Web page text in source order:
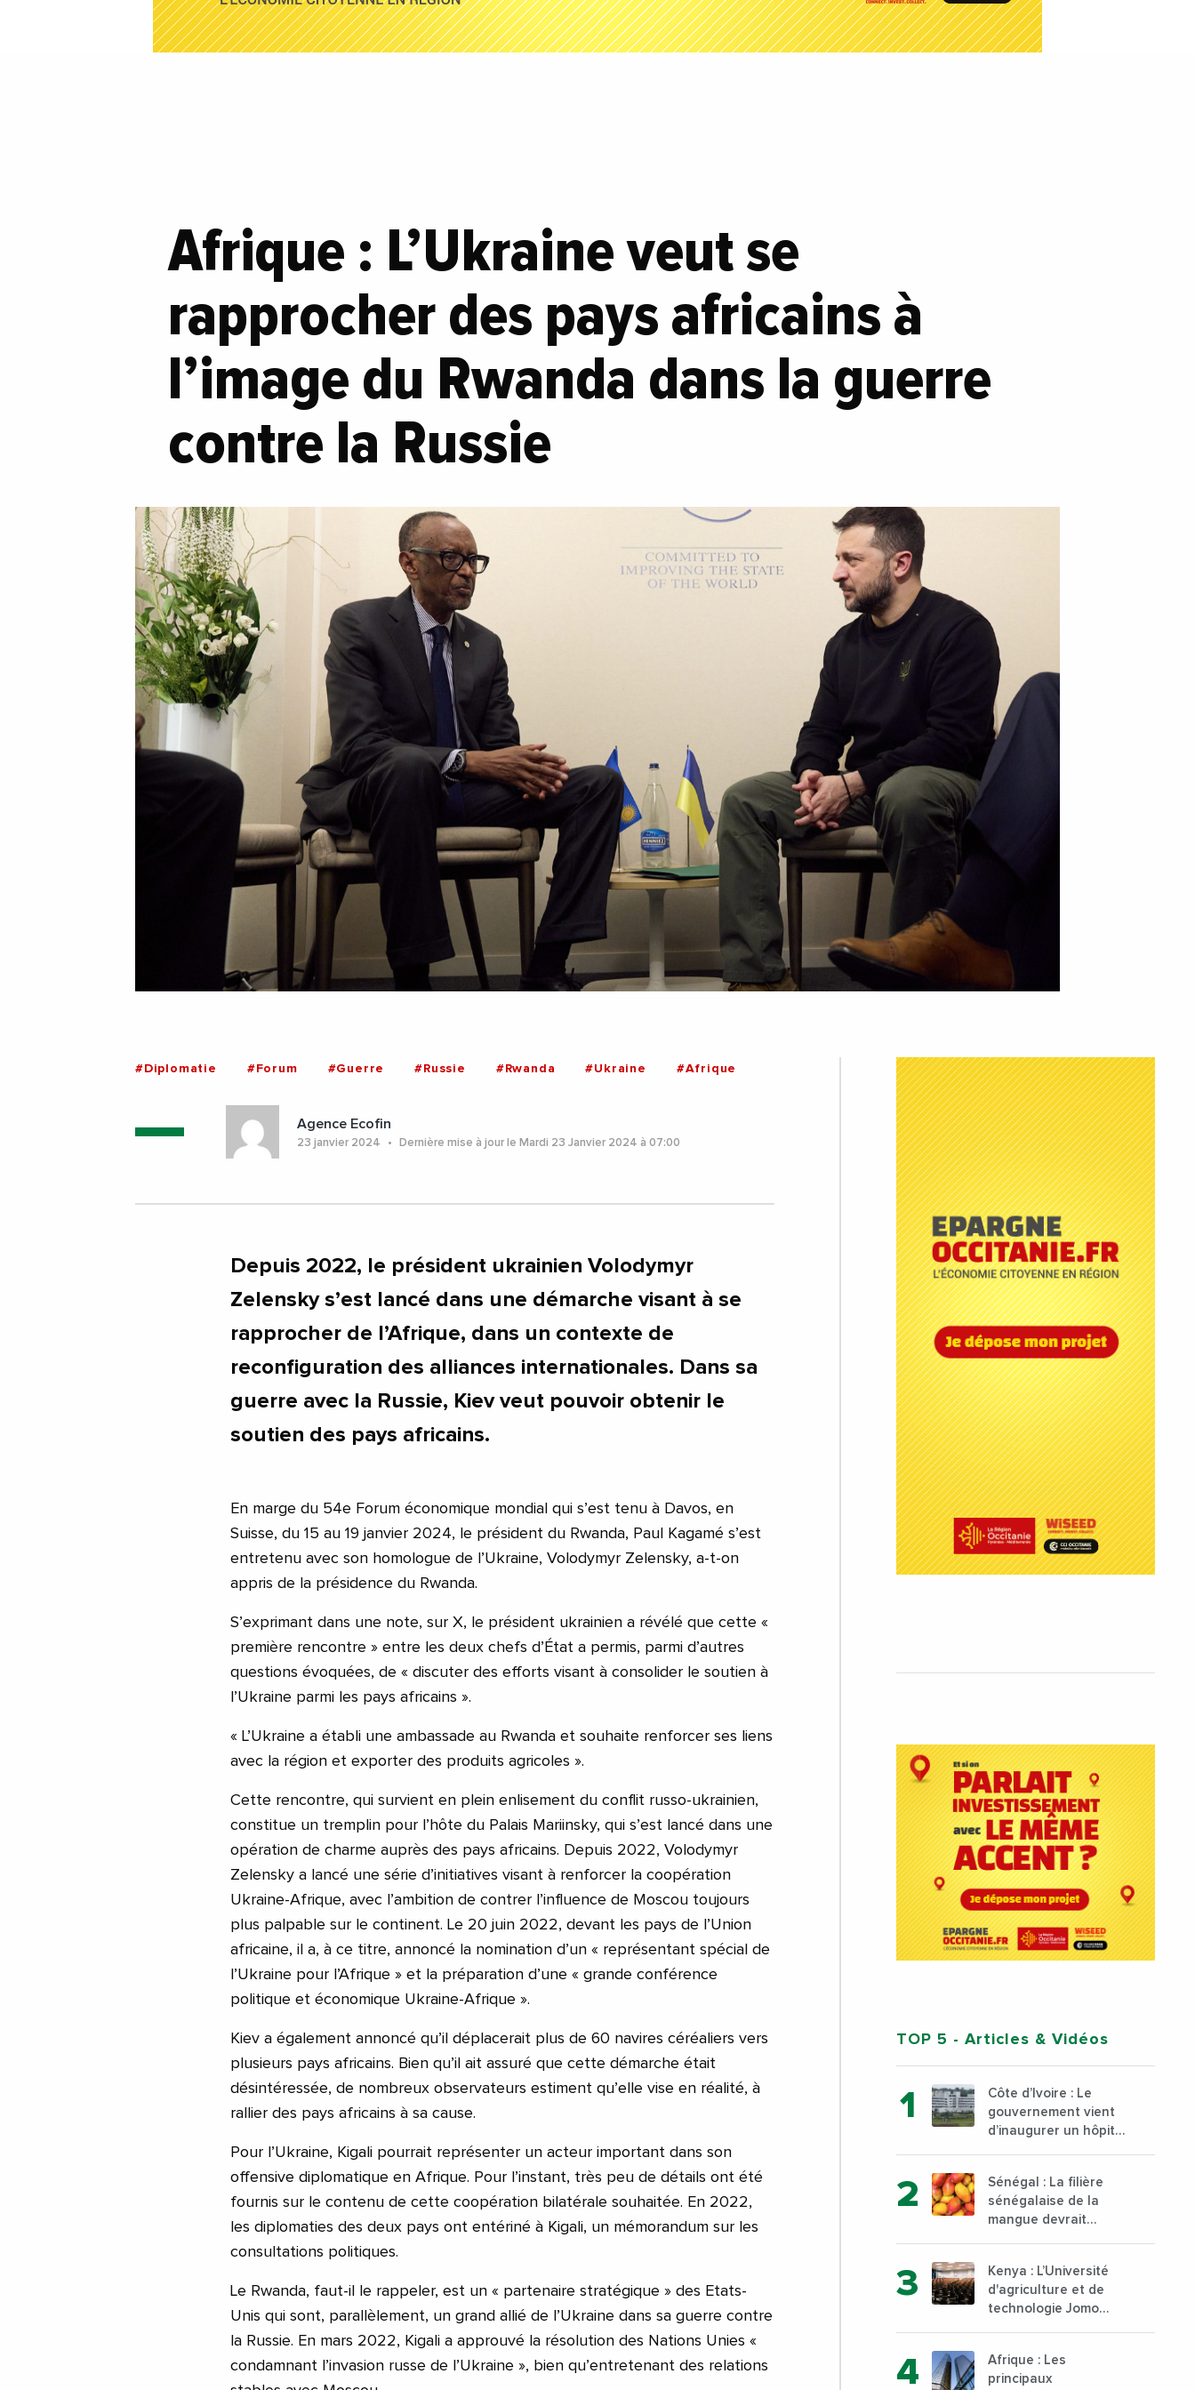
Afrique : L’Ukraine veut se
rapprocher des pays africains à
l’image du Rwanda dans la guerre
contre la Russie
#Diplomatie #Forum #Guerre #Russie #Rwanda #Ukraine #Afrique
Agence Ecofin
23 janvier 2024 Dernière mise à jour le Mardi 23 Janvier 2024 à 07:00
Depuis 2022, le président ukrainien Volodymyr
Zelensky s’est lancé dans une démarche visant à se
rapprocher de l’Afrique, dans un contexte de
reconfiguration des alliances internationales. Dans sa
guerre avec la Russie, Kiev veut pouvoir obtenir le
soutien des pays africains.
En marge du 54e Forum économique mondial qui s’est tenu à Davos, en
Suisse, du 15 au 19 janvier 2024, le président du Rwanda, Paul Kagamé s’est
entretenu avec son homologue de l’Ukraine, Volodymyr Zelensky, a-t-on
appris de la présidence du Rwanda.
S’exprimant dans une note, sur X, le président ukrainien a révélé que cette «
première rencontre » entre les deux chefs d’État a permis, parmi d’autres
questions évoquées, de « discuter des efforts visant à consolider le soutien à
l’Ukraine parmi les pays africains ».
« L’Ukraine a établi une ambassade au Rwanda et souhaite renforcer ses liens
avec la région et exporter des produits agricoles ».
Cette rencontre, qui survient en plein enlisement du conflit russo-ukrainien,
constitue un tremplin pour l’hôte du Palais Mariinsky, qui s’est lancé dans une
opération de charme auprès des pays africains. Depuis 2022, Volodymyr
Zelensky a lancé une série d’initiatives visant à renforcer la coopération
Ukraine-Afrique, avec l’ambition de contrer l’influence de Moscou toujours
plus palpable sur le continent. Le 20 juin 2022, devant les pays de l’Union
africaine, il a, à ce titre, annoncé la nomination d’un « représentant spécial de
l’Ukraine pour l’Afrique » et la préparation d’une « grande conférence
politique et économique Ukraine-Afrique ».
Kiev a également annoncé qu’il déplacerait plus de 60 navires céréaliers vers
plusieurs pays africains. Bien qu’il ait assuré que cette démarche était
désintéressée, de nombreux observateurs estiment qu’elle vise en réalité, à
rallier des pays africains à sa cause.
Pour l’Ukraine, Kigali pourrait représenter un acteur important dans son
offensive diplomatique en Afrique. Pour l’instant, très peu de détails ont été
fournis sur le contenu de cette coopération bilatérale souhaitée. En 2022,
les diplomaties des deux pays ont entériné à Kigali, un mémorandum sur les
consultations politiques.
Le Rwanda, faut-il le rappeler, est un « partenaire stratégique » des Etats-
Unis qui sont, parallèlement, un grand allié de l’Ukraine dans sa guerre contre
la Russie. En mars 2022, Kigali a approuvé la résolution des Nations Unies «
condamnant l’invasion russe de l’Ukraine », bien qu’entretenant des relations
TOP 5 - Articles & Vidéos
Côte d’Ivoire : Le
gouvernement vient
d’inaugurer un hôpital
au sud du pays
Sénégal : La filière
sénégalaise de la
mangue devrait
000 tonnes produites
Kenya : L’Université
d'agriculture et de
technologie Jomo
formation technique
et professionnelle sur
Afrique : Les
principaux